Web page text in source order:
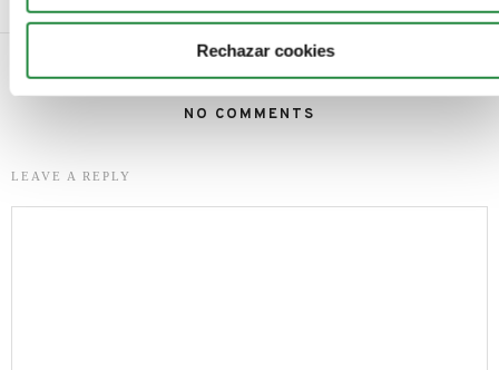
Rechazar cookies
NO COMMENTS
LEAVE A REPLY